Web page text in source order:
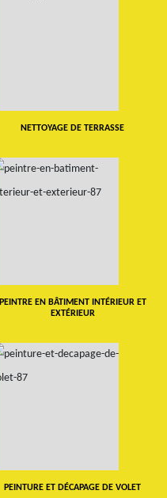
NETTOYAGE DE TERRASSE
PEINTRE EN BÂTIMENT INTÉRIEUR ET
EXTÉRIEUR
PEINTURE ET DÉCAPAGE DE VOLET